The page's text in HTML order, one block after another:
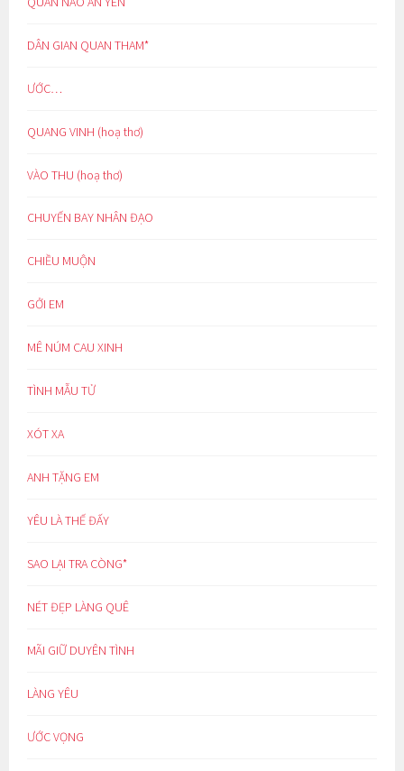
DÂN GIAN QUAN THAM*
ƯỚC…
QUANG VINH (hoạ thơ)
VÀO THU (hoạ thơ)
CHUYẾN BAY NHÂN ĐẠO
CHIỀU MUỘN
GỞI EM
MÊ NÚM CAU XINH
TÌNH MẪU TỬ
XÓT XA
ANH TẶNG EM
YÊU LÀ THẾ ĐẤY
SAO LẠI TRA CÒNG*
NÉT ĐẸP LÀNG QUÊ
MÃI GIỮ DUYÊN TÌNH
LÀNG YÊU
ƯỚC VỌNG